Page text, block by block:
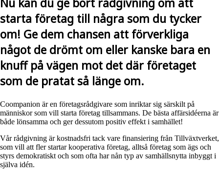
starta företag till några som du tycker
om! Ge dem chansen att förverkliga
något de drömt om eller kanske bara en
knuff på vägen mot det där företaget
som de pratat så länge om.
Coompanion är en företagsrådgivare som inriktar sig särskilt på
människor som vill starta företag tillsammans. De bästa affärsidéerna är
både lönsamma och ger dessutom positiv effekt i samhället!
Vår rådgivning är kostnadsfri tack vare finansiering från Tillväxtverket,
som vill att fler startar kooperativa företag, alltså företag som ägs och
styrs demokratiskt och som ofta har nån typ av samhällsnytta inbyggt i
själva idén.